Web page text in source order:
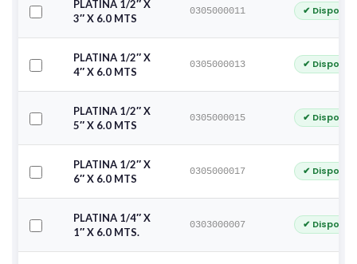
PLATINA 1/2″ X
3″ X 6.0 MTS
0305000011 ✔
PLATINA 1/2″ X
4″ X 6.0 MTS
0305000013 ✔
PLATINA 1/2″ X
5″ X 6.0 MTS
0305000015 ✔
PLATINA 1/2″ X
6″ X 6.0 MTS
0305000017 ✔
PLATINA 1/4″ X
1″ X 6.0 MTS.
0303000007 ✔